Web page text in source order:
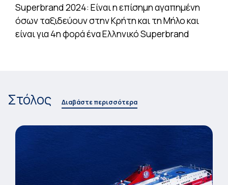
Superbrand 2024: Είναι η επίσημη αγαπημένη
όσων ταξιδεύουν στην Κρήτη και τη Μήλο και
είναι για 4η φορά ένα Ελληνικό Superbrand
Στόλος Διαβάστε περισσότερα